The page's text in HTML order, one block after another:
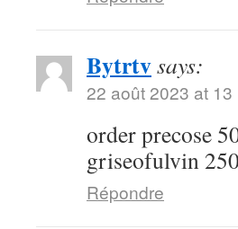
Bytrtvsays:
22 août 2023 at 13
order precose
griseofulvin
Répondre